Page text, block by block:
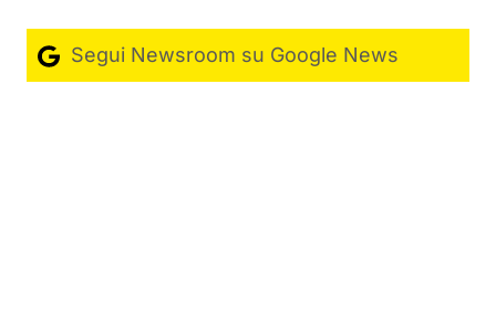
Segui Newsroom su Google News